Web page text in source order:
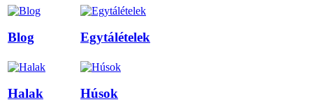
Blog Egytálételek
Halak Húsok